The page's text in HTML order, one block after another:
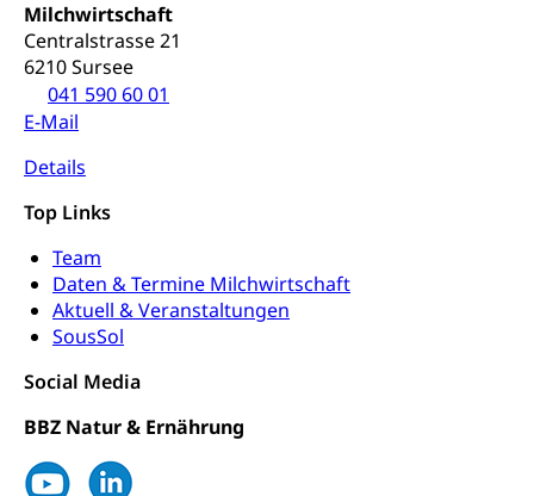
Milchwirtschaft
Centralstrasse 21
6210 Sursee
041 590 60 01
E-Mail
Details
Top Links
Team
Daten & Termine Milchwirtschaft
Aktuell & Veranstaltungen
SousSol
Social Media
BBZ Natur & Ernährung